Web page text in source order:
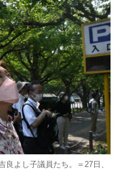
よし子議員たち。＝27日、